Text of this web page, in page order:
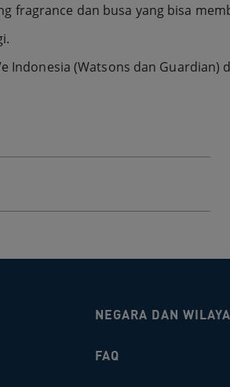
fragrance dan busa yang bisa
Indonesia (Watsons dan Guardian)
NEGARA DAN
FAQ